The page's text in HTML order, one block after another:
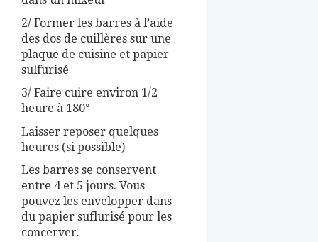
2/ Former les barres à l’aide
des dos de cuillères sur une
plaque de cuisine et papier
sulfurisé
3/ Faire cuire environ 1/2
heure à 180°
Laisser reposer quelques
heures (si possible)
Les barres se conservent
entre 4 et 5 jours. Vous
pouvez les envelopper dans
du papier suflurisé pour les
concerver.